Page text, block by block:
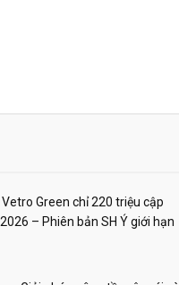
Green chỉ 220 triệu cập
– Phiên bản SH Ý giới hạn